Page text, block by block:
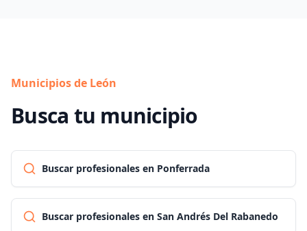
Municipios de León
Busca tu municipio
Buscar profesionales en Ponferrada
Buscar profesionales en San Andrés Del Rabanedo